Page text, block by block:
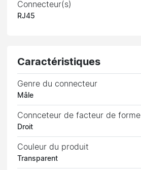
Connecteur(s)
RJ45
Caractéristiques
Genre du connecteur
Mâle
Connceteur de facteur de forme
Droit
Couleur du produit
Transparent